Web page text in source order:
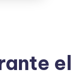
el